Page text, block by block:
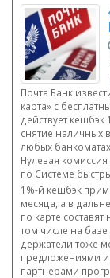
Почта Банк
карта» с
действует кешбэк
снятие наличных
любых
Нулевая
по Системе
1%-й кешбэк
месяца, а в
по карте
том числе на
держатели тоже
предложениями и
партнерами